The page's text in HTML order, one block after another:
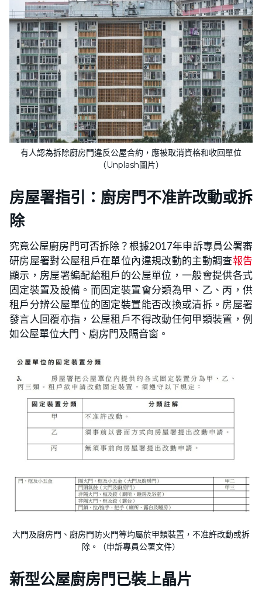
有人認為拆除廚房門違反公屋合約，應被取消資格和收回單位
（Unplash圖片）
房屋署指引：廚房門不准許改動或拆
除
究竟公屋廚房門可否拆除？根據2017年申訴專員公署審
研房屋署對公屋租戶在單位內違規改動的主動調查報告
顯示，房屋署編配給租戶的公屋單位，一般會提供各式
固定裝置及設備。而固定裝置會分類為甲、乙、丙，供
租戶分辨公屋單位的固定裝置能否改換或清拆。房屋署
發言人回覆亦指，公屋租戶不得改動任何甲類裝置，例
如公屋單位大門、廚房門及隔音窗。
大門及廚房門、廚房門防火門等均屬於甲類裝置，不准許改動或拆
除。（申訴專員公署文件）
新型公屋廚房門已裝上晶片